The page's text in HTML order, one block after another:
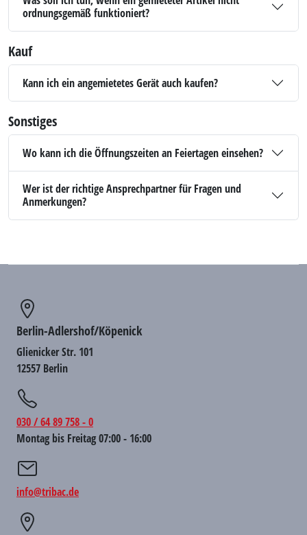
ordnungsgemäß funktioniert?
Kauf
Kann ich ein angemietetes Gerät auch kaufen?
Sonstiges
Wo kann ich die Öffnungszeiten an Feiertagen einsehen?
Wer ist der richtige Ansprechpartner für Fragen und
Anmerkungen?
Berlin-Adlershof/Köpenick
Glienicker Str. 101
12557 Berlin
030 / 64 89 758 - 0
Montag bis Freitag 07:00 - 16:00
info@tribac.de